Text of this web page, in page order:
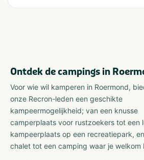
Ontdek de campings in
Voor wie wil kamperen in Roermond,
onze Recron-leden een geschikte
kampeermogelijkheid; van een knusse
camperplaats voor rustzoekers tot een
kampeerplaats op een recreatiepark,
chalet tot een camping waar je welkom